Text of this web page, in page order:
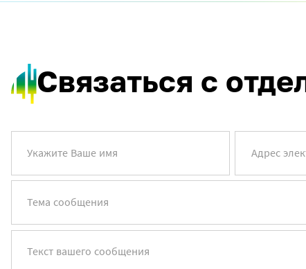
Связаться с
Укажите Ваше имя Адрес
Тема сообщения
Текст вашего сообщения